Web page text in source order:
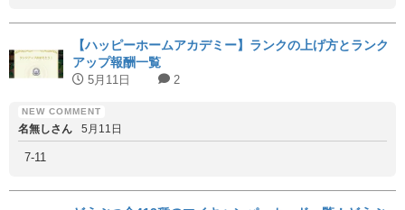
【ハッピーホームアカデミー】ランクの上げ方とランク
アップ報酬一覧
5月11日 2
名無しさん 5月11日
7-11